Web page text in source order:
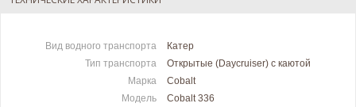
Вид водного транспорта
Катер
Тип транспорта
Открытые (Daycruiser) с каютой
Марка
Cobalt
Модель
Cobalt 336